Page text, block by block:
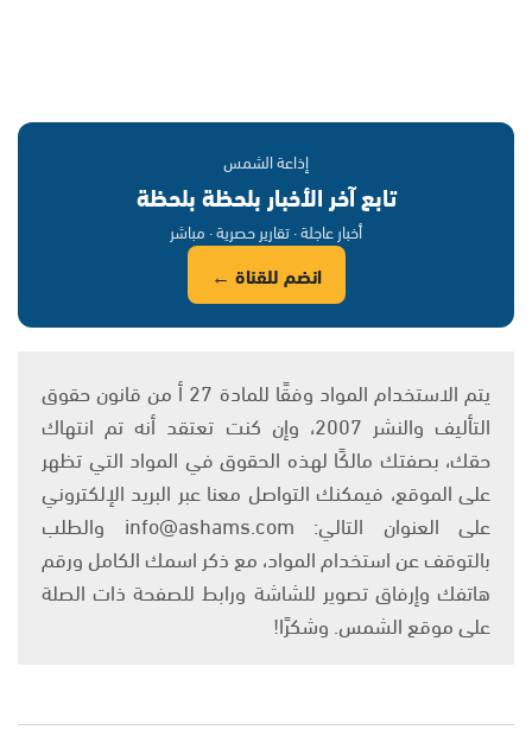
إذاعة الشمس
تابع آخر الأخبار بلحظة بلحظة
أخبار عاجلة · تقارير حصرية · مباشر
انضم للقناة ←
يتم الاستخدام المواد وفقًا للمادة 27 أ من قانون حقوق
التأليف والنشر 2007، وإن كنت تعتقد أنه تم انتهاك
حقك، بصفتك مالكًا لهذه الحقوق في المواد التي تظهر
على الموقع، فيمكنك التواصل معنا عبر البريد الإلكتروني
على العنوان التالي: info@ashams.com والطلب
بالتوقف عن استخدام المواد، مع ذكر اسمك الكامل ورقم
هاتفك وإرفاق تصوير للشاشة ورابط للصفحة ذات الصلة
على موقع الشمس. وشكرًا!